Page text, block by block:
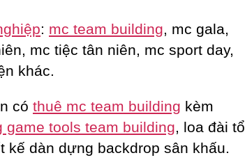
: mc team building , mc gala,
mc tiệc tân niên, mc sport day,
khác.
có thuê mc team building kèm
game tools team building , loa đài tổ
kế dàn dựng backdrop sân khấu.